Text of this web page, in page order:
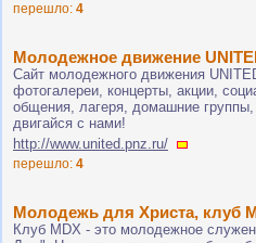
перешло: 4
Молодежное движение
Сайт молодежного движения
фотогалереи, концерты, акции,
общения, лагеря, домашние
двигайся с нами!
http://www.united.pnz.ru/
перешло: 4
Молодежь для Христа, клуб
Клуб MDX - это молодежное